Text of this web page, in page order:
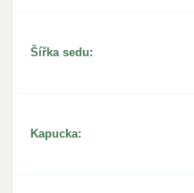
Šířka sedu:
Kapucka: